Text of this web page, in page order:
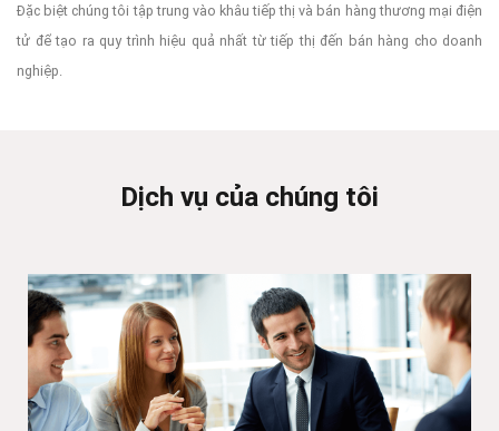
Đặc biệt chúng tôi tập trung vào khâu tiếp thị và bán hàng thương mại điện
tử để tạo ra quy trình hiệu quả nhất từ tiếp thị đến bán hàng cho doanh
nghiệp.
Dịch vụ của chúng tôi